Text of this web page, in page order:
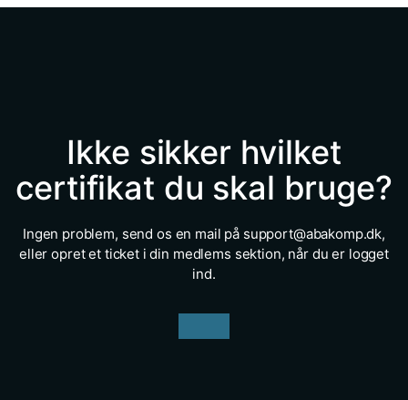
Ikke sikker hvilket
certifikat du skal bruge?
Ingen problem, send os en mail på support@abakomp.dk,
eller opret et ticket i din medlems sektion, når du er logget
ind.